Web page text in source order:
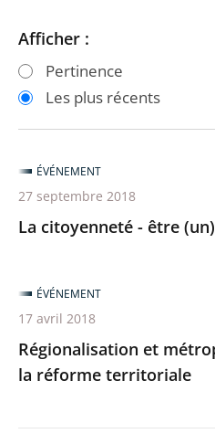
Passer
les
filtres
après
Passer
les
filtres
avant
Afficher :
Pertinence
Les plus récents
La citoyenneté - être
ÉVÉNEMENT
27 septembre 2018
Régionalisation et
la réforme territoriale
ÉVÉNEMENT
17 avril 2018